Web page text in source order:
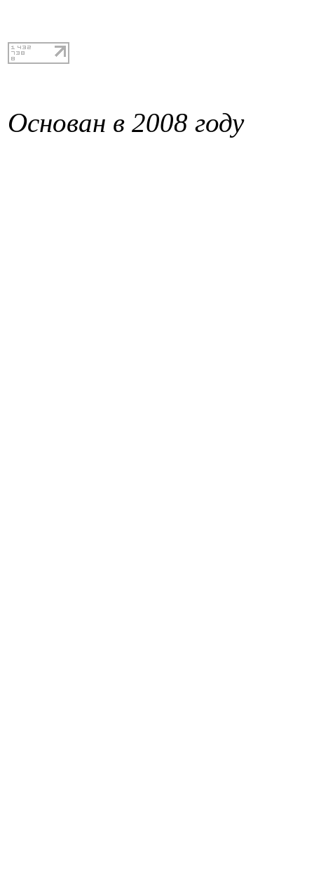
Основан в 2008 году